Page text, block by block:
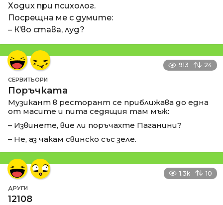
Ходих при психолог.
Посрещна ме с думите:
– К’во става, луд?
913 24
СЕРВИТЬОРИ
Поръчката
Музикант в ресторант се приближава до една
от масите и пита седящия там мъж:
– Извинете, вие ли поръчахте Паганини?
– Не, аз чакам свинско със зеле.
1.3k 10
ДРУГИ
12108